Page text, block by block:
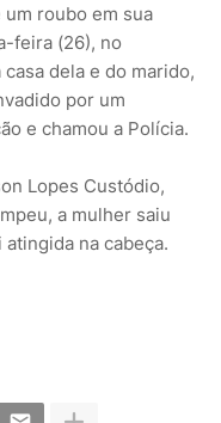
roubo em sua
feira (26), no
dela e do marido,
por um
e chamou a Polícia.
Lopes Custódio,
a mulher saiu
na cabeça.